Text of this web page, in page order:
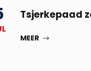
Tsjerkepaad
MEER